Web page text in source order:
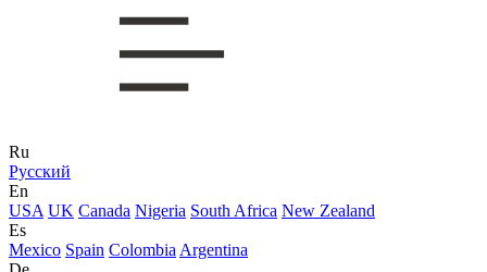
Ru
Русский
En
USA UK Canada Nigeria South Africa New Zealand
Es
Mexico Spain Colombia Argentina